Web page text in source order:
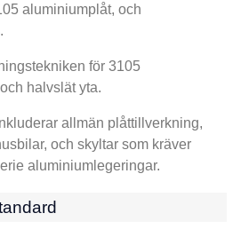
aluminiumplåt, och
för 3105
halvslät yta.
allmän plåttillverkning,
och skyltar som kräver
aluminiumlegeringar.